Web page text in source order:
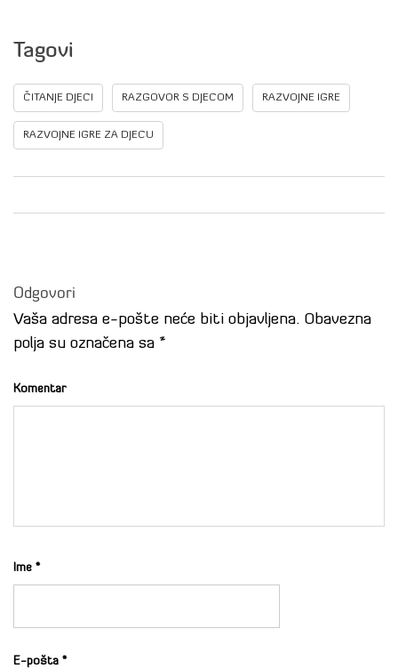
Tagovi
ČITANJE DJECI RAZGOVOR S DJECOM RAZVOJNE IGRE
RAZVOJNE IGRE ZA DJECU
Odgovori
Vaša adresa e-pošte neće biti objavljena. Obavezna
polja su označena sa *
Komentar
Ime *
E-pošta *